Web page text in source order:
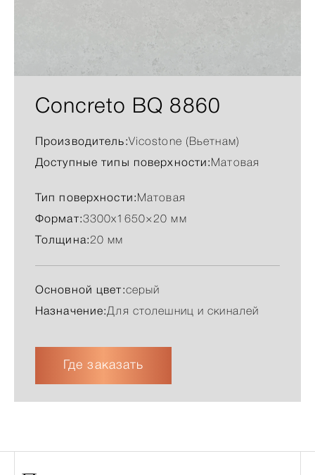
Concreto BQ 8860
Производитель:Vicostone (Вьетнам)
Доступные типы поверхности: Матовая
Тип поверхности: Матовая
Формат:3300х1650×20 мм
Толщина:20 мм
Основной цвет:серый
Назначение:Для столешниц и скиналей
Где заказать